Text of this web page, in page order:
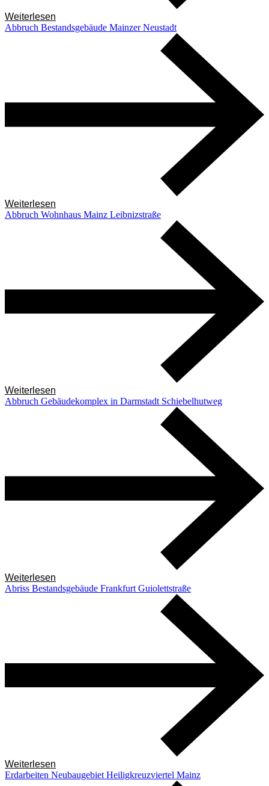
Weiterlesen
Abbruch Bestandsgebäude Mainzer Neustadt
Weiterlesen
Abbruch Wohnhaus Mainz Leibnizstraße
Weiterlesen
Abbruch Gebäudekomplex in Darmstadt Schiebelhutweg
Weiterlesen
Abriss Bestandsgebäude Frankfurt Guiolettstraße
Weiterlesen
Erdarbeiten Neubaugebiet Heiligkreuzviertel Mainz